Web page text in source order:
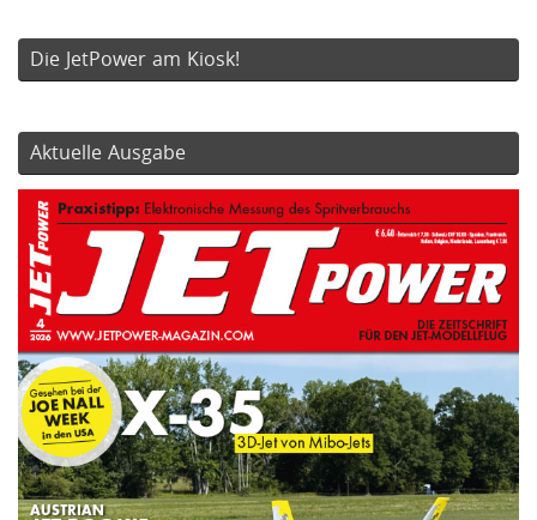
Die JetPower am Kiosk!
Aktuelle Ausgabe